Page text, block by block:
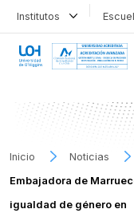
Institutos
Inicio
Noticias
Embajadora de
igualdad de género en